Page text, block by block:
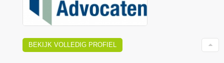
BEKIJK VOLLEDIG PROFIEL